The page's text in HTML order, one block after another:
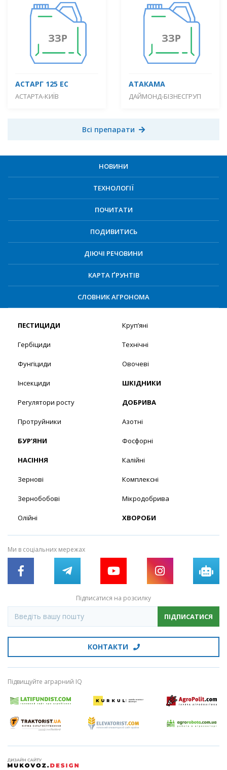
АСТАРГ 125 ЕС
АСТАРТА-КИЇВ
АТАКАМА
ДАЙМОНД-БІЗНЕСГРУП
Всі препарати
НОВИНИ
ТЕХНОЛОГІЇ
ПОЧИТАТИ
ПОДИВИТИСЬ
ДІЮЧІ РЕЧОВИНИ
КАРТА ҐРУНТІВ
СЛОВНИК АГРОНОМА
ПЕСТИЦИДИ
Гербіциди
Фунгіциди
Інсекциди
Регулятори росту
Протруйники
БУР’ЯНИ
НАСІННЯ
Зернові
Зернобобові
Олійні
Круп’яні
Технічні
Овочеві
ШКІДНИКИ
ДОБРИВА
Азотні
Фосфорні
Калійні
Комплексні
Мікродобрива
ХВОРОБИ
Ми в соціальних мережах
Підписатися на розсилку
ПІДПИСАТИСЯ
КОНТАКТИ
Підвищуйте аграрний IQ